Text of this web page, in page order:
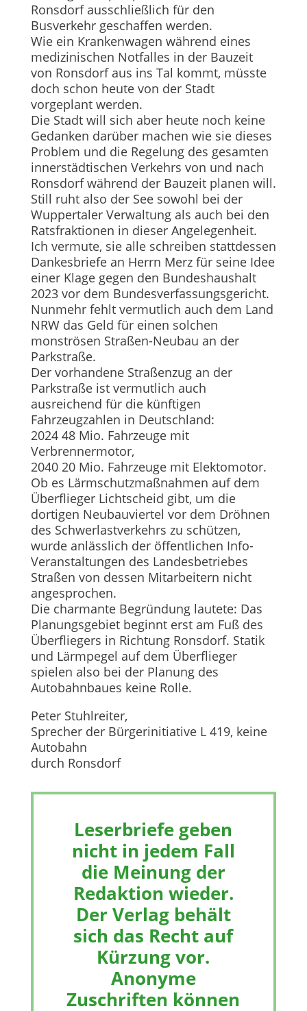
Ronsdorf ausschließlich für den
Busverkehr geschaffen werden.
Wie ein Krankenwagen während eines
medizinischen Notfalles in der Bauzeit
von Ronsdorf aus ins Tal kommt, müsste
doch schon heute von der Stadt
vorgeplant werden.
Die Stadt will sich aber heute noch keine
Gedanken darüber machen wie sie dieses
Problem und die Regelung des gesamten
innerstädtischen Verkehrs von und nach
Ronsdorf während der Bauzeit planen will.
Still ruht also der See sowohl bei der
Wuppertaler Verwaltung als auch bei den
Ratsfraktionen in dieser Angelegenheit.
Ich vermute, sie alle schreiben stattdessen
Dankesbriefe an Herrn Merz für seine Idee
einer Klage gegen den Bundeshaushalt
2023 vor dem Bundesverfassungsgericht.
Nunmehr fehlt vermutlich auch dem Land
NRW das Geld für einen solchen
monströsen Straßen-Neubau an der
Parkstraße.
Der vorhandene Straßenzug an der
Parkstraße ist vermutlich auch
ausreichend für die künftigen
Fahrzeugzahlen in Deutschland:
2024 48 Mio. Fahrzeuge mit
Verbrennermotor,
2040 20 Mio. Fahrzeuge mit Elektomotor.
Ob es Lärmschutzmaßnahmen auf dem
Überflieger Lichtscheid gibt, um die
dortigen Neubauviertel vor dem Dröhnen
des Schwerlastverkehrs zu schützen,
wurde anlässlich der öffentlichen Info-
Veranstaltungen des Landesbetriebes
Straßen von dessen Mitarbeitern nicht
angesprochen.
Die charmante Begründung lautete: Das
Planungsgebiet beginnt erst am Fuß des
Überfliegers in Richtung Ronsdorf. Statik
und Lärmpegel auf dem Überflieger
spielen also bei der Planung des
Autobahnbaues keine Rolle.
Peter Stuhlreiter,
Sprecher der Bürgerinitiative L 419, keine
Autobahn
durch Ronsdorf
Leserbriefe geben
nicht in jedem Fall
die Meinung der
Redaktion wieder.
Der Verlag behält
sich das Recht auf
Kürzung vor.
Anonyme
Zuschriften können